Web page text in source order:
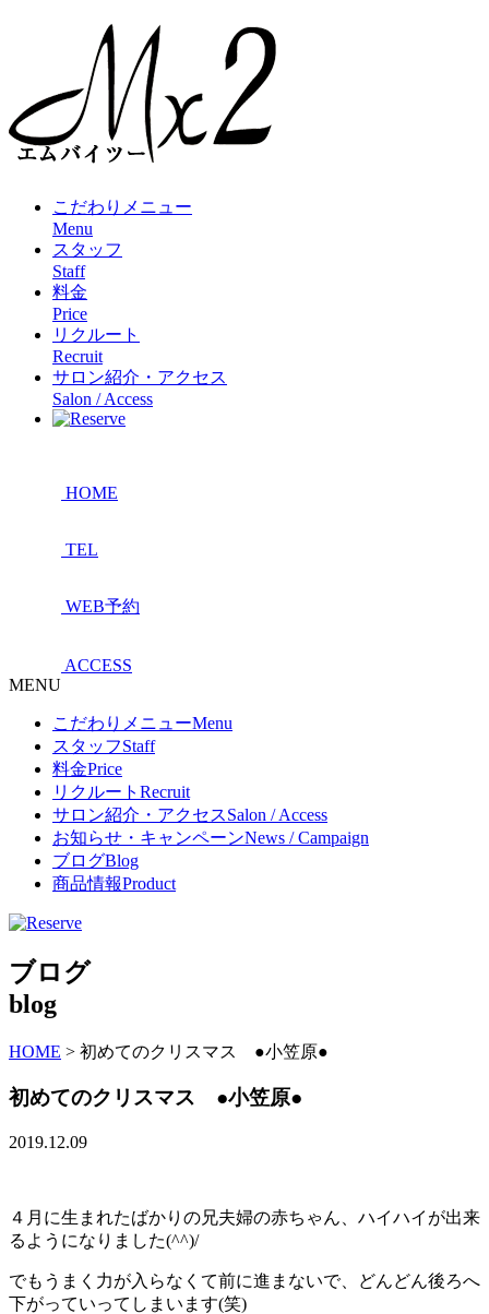
こだわりメニュー
Menu
スタッフ
Staff
料金
Price
リクルート
Recruit
サロン紹介・アクセス
Salon / Access
HOME
TEL
WEB予約
ACCESS
MENU
こだわりメニューMenu
スタッフStaff
料金Price
リクルート Recruit
サロン紹介・アクセスSalon / Access
お知らせ・キャンペーンNews / Campaign
ブログBlog
商品情報Product
ブログ
blog
HOME > 初めてのクリスマス ●小笠原●
初めてのクリスマス ●小笠原●
2019.12.09
４月に生まれたばかりの兄夫婦の赤ちゃん、ハイハイが出来
るようになりました(^^)/
でもうまく力が入らなくて前に進まないで、どんどん後ろへ
下がっていってしまいます(笑)